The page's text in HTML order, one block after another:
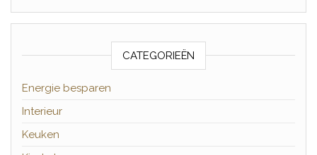
CATEGORIEËN
Energie besparen
Interieur
Keuken